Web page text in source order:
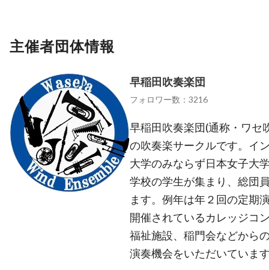
主催者団体情報
早稲田吹奏楽団
フォロワー数：3216
早稲田吹奏楽団(通称・ワセ
の吹奏楽サークルです。イ
大学のみならず日本女子大
学校の学生が集まり、総団
ます。例年は年２回の定期
開催されているカレッジコ
福祉施設、稲門会などから
演奏機会をいただいていま